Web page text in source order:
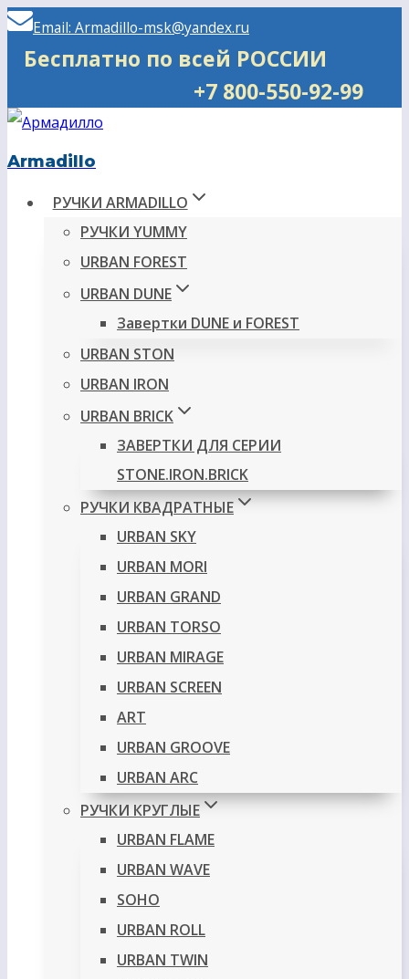
Перейти
Email: Armadillo-msk@yandex.ru
Бесплатно по всей РОССИИ
+7 800-550-92-99
Armadillo
РУЧКИ ARMADILLO
РУЧКИ YUMMY
URBAN FOREST
URBAN DUNE
Завертки DUNE и FOREST
URBAN STON
URBAN IRON
URBAN BRICK
ЗАВЕРТКИ ДЛЯ СЕРИИ
STONE.IRON.BRICK
РУЧКИ КВАДРАТНЫЕ
URBAN SKY
URBAN MORI
URBAN GRAND
URBAN TORSO
URBAN MIRAGE
URBAN SCREEN
ART
URBAN GROOVE
URBAN ARC
РУЧКИ КРУГЛЫЕ
URBAN FLAME
URBAN WAVE
SOHO
URBAN ROLL
URBAN TWIN